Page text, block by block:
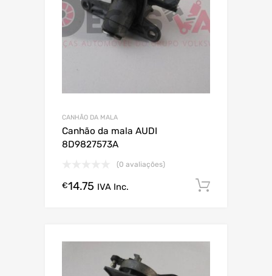
CANHÃO DA MALA
Canhão da mala AUDI
8D9827573A
(0 avaliações)
€14.75 IVA Inc.